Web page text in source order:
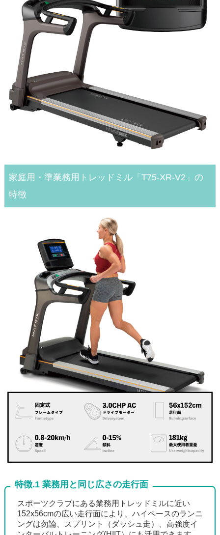
家庭用・準業務用トレッドミル「T75-XR-V2」の
特徴
特徴.1 業務用と同じ広さの走行面
スポーツクラブにある業務用トレッドミルに近い
152x56cmの広い走行面により、ハイペースのランニ
ングは勿論、スプリント（ダッシュ走）、高強度イ